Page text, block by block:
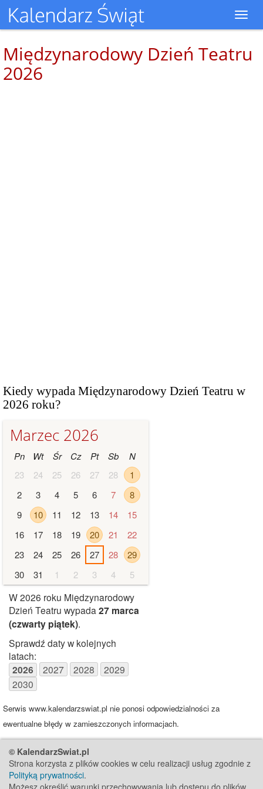
Międzynarodowy Dzień Teatru
2026
Kiedy wypada Międzynarodowy Dzień Teatru w
2026 roku?
Marzec 2026
Pn Wt Śr Cz Pt Sb
N
23
24 25 26 27 28
1
2
3 4 5 6 7
8
9
10 11 12 13 14
15
16
17 18 19 20 21
22
23
24 25 26 27 28
29
30
31 1 2 3 4 5
W 2026 roku Międzynarodowy
Dzień Teatru wypada 27 marca
(czwarty piątek).
Sprawdź daty w kolejnych
latach:
2026 2027 2028
2029
2030
Serwis www.kalendarzswiat.pl nie ponosi odpowiedzialności za
ewentualne błędy w zamieszczonych informacjach.
© KalendarzSwiat.pl
Strona korzysta z plików cookies w celu realizacji usług zgodnie z
Polityką prywatności.
Możesz określić warunki przechowywania lub dostępu do plików